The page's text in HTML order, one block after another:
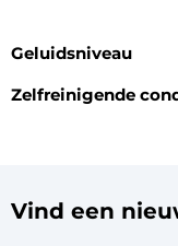
Geluidsniveau
Zelfreinigende
Vind een